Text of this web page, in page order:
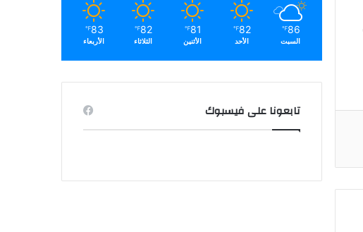
86
℉
السبت
82
℉
الأحد
81
℉
الأثنين
82
℉
الثلاثاء
83
℉
الأربعاء
تابعونا على فيسبوك